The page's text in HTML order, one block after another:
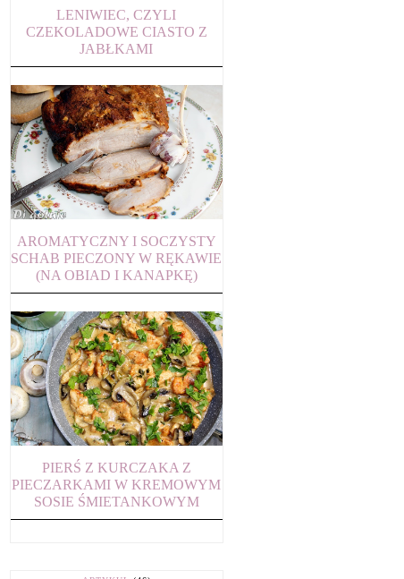
LENIWIEC, CZYLI
CZEKOLADOWE CIASTO Z
JABŁKAMI
AROMATYCZNY I SOCZYSTY
SCHAB PIECZONY W RĘKAWIE
(NA OBIAD I KANAPKĘ)
PIERŚ Z KURCZAKA Z
PIECZARKAMI W KREMOWYM
SOSIE ŚMIETANKOWYM